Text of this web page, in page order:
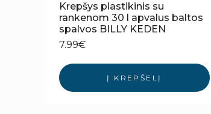
Krepšys plastikinis su
rankenom 30 l apvalus baltos
spalvos BILLY KEDEN
7.99€
Į KREPŠELĮ